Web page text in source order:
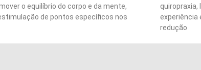
o equilíbrio do corpo e da mente,
de pontos específicos nos
quiropraxia,
experiência
redução